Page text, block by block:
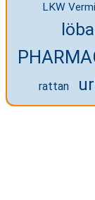
LKW
rattan